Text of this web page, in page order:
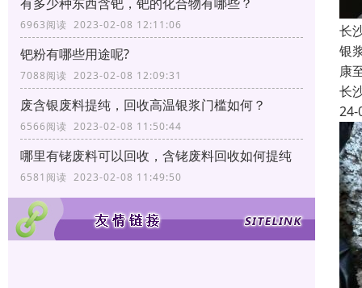
6963阅读 2023-02-08 12:11:06
钯粉有哪些用途呢?
7088阅读 2023-02-08 12:09:31
废含银废料提纯，回收高温银浆门槛如何？
6566阅读 2023-02-08 11:50:44
哪里有铑废料可以回收，含铑废料回收如何提纯
6581阅读 2023-02-08 11:49:50
长
银
康
长
24-